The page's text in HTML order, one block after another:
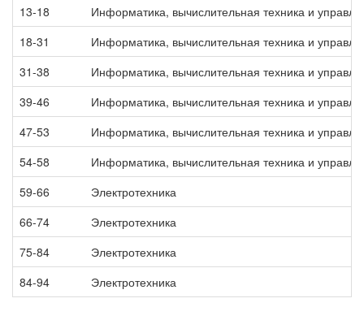
13-18
Информатика, вычислительная техника и
18-31
Информатика, вычислительная техника и
31-38
Информатика, вычислительная техника и
39-46
Информатика, вычислительная техника и
47-53
Информатика, вычислительная техника и
54-58
Информатика, вычислительная техника и
59-66
Электротехника
66-74
Электротехника
75-84
Электротехника
84-94
Электротехника